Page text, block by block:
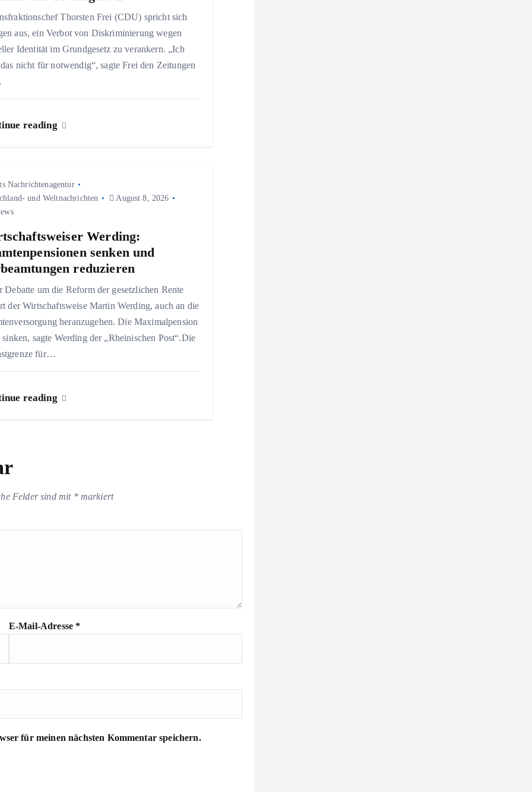
Thorsten Frei (CDU) spricht sich
aus, ein Verbot von Diskriminierung wegen
Identität im Grundgesetz zu verankern. „Ich
nicht für notwendig“, sagte Frei den Zeitungen
reading
Nachrichtenagentur
und Weltnachrichten
August 8, 2026
Werding:
senken und
reduzieren
Debatte um die Reform der gesetzlichen Rente
der Wirtschaftsweise Martin Werding, auch an die
heranzugehen. Die Maximalpension
sinken, sagte Werding der „Rheinischen Post“.Die
für…
reading
Felder sind mit *markiert
E-Mail-Adresse *
für meinen nächsten Kommentar speichern.